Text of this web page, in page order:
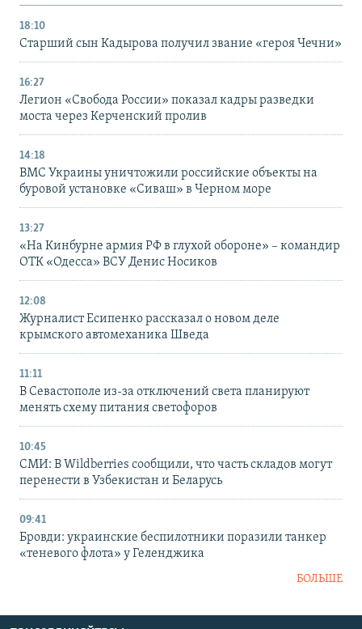
18:10
Старший сын Кадырова получил звание «героя Чечни»
16:27
Легион «Свобода России» показал кадры разведки
моста через Керченский пролив
14:18
ВМС Украины уничтожили российские объекты на
буровой установке «Сиваш» в Черном море
13:27
«На Кинбурне армия РФ в глухой обороне» – командир
ОТК «Одесса» ВСУ Денис Носиков
12:08
Журналист Есипенко рассказал о новом деле
крымского автомеханика Шведа
11:11
В Севастополе из-за отключений света планируют
менять схему питания светофоров
10:45
СМИ: В Wildberries сообщили, что часть складов могут
перенести в Узбекистан и Беларусь
09:41
Бровди: украинские беспилотники поразили танкер
«теневого флота» у Геленджика
БОЛЬШЕ